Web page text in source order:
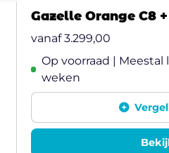
Gazelle Orange C8
vanaf3.299,00
Op voorraad | Meestal
weken